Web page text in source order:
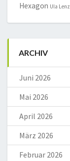
Hexagon Ula Lenz
ARCHIV
Juni 2026
Mai 2026
April 2026
März 2026
Februar 2026